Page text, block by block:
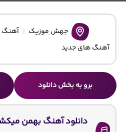
جهش موزیک آهنگ
آهنگ های جدید
برو به بخش دانلود
دانلود آهنگ بهمن